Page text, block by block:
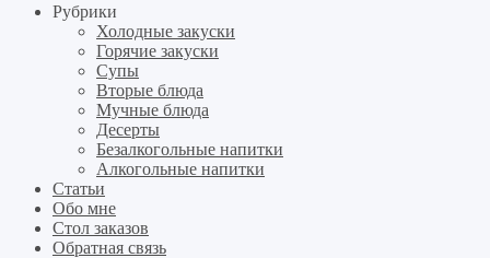
Рубрики
Холодные закуски
Горячие закуски
Супы
Вторые блюда
Мучные блюда
Десерты
Безалкогольные напитки
Алкогольные напитки
Статьи
Обо мне
Стол заказов
Обратная связь